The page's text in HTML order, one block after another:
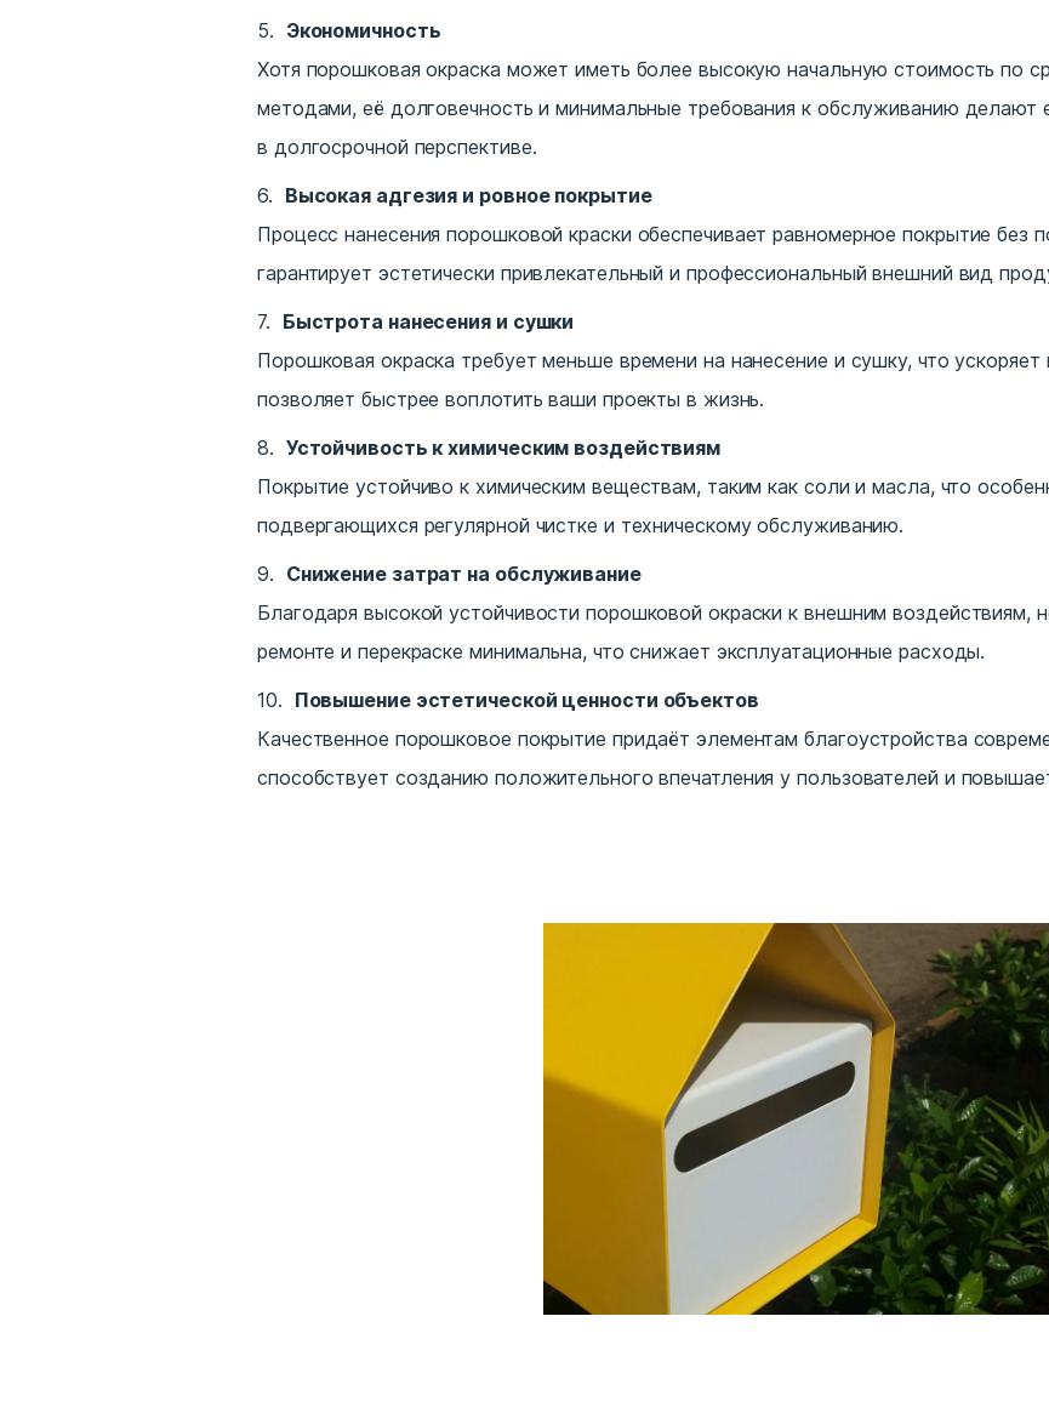
Экономичность
Хотя порошковая окраска может иметь более высокую начальную стоимость по
методами, её долговечность и минимальные требования к обслуживанию делают
в долгосрочной перспективе.
Высокая адгезия и ровное покрытие
Процесс нанесения порошковой краски обеспечивает равномерное покрытие без
гарантирует эстетически привлекательный и профессиональный внешний вид
Быстрота нанесения и сушки
Порошковая окраска требует меньше времени на нанесение и сушку, что
позволяет быстрее воплотить ваши проекты в жизнь.
Устойчивость к химическим воздействиям
Покрытие устойчиво к химическим веществам, таким как соли и масла, что
подвергающихся регулярной чистке и техническому обслуживанию.
Снижение затрат на обслуживание
Благодаря высокой устойчивости порошковой окраски к внешним воздействиям,
ремонте и перекраске минимальна, что снижает эксплуатационные расходы.
Повышение эстетической ценности объектов
Качественное порошковое покрытие придаёт элементам благоустройства
способствует созданию положительного впечатления у пользователей и